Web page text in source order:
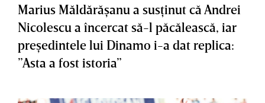
Marius Măldărăşanu a susţinut că Andrei
Nicolescu a încercat să-l păcălească, iar
preşedintele lui Dinamo i-a dat replica:
”Asta a fost istoria”